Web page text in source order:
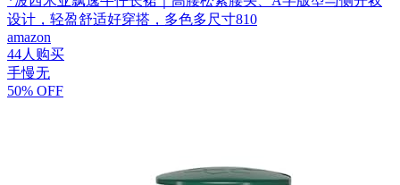
设计，轻盈舒适好穿搭，多色多尺寸810
amazon
44人购买
手慢无
50% OFF